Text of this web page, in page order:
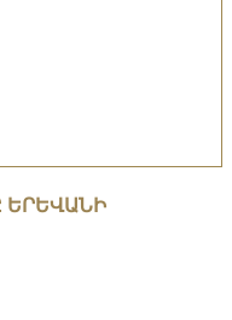
ԵՐԵՎԱՆԻ